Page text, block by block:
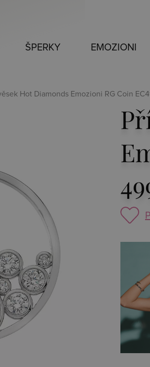
ŠPERKY EMOZIONI
Hot Diamonds Emozioni RG Coin